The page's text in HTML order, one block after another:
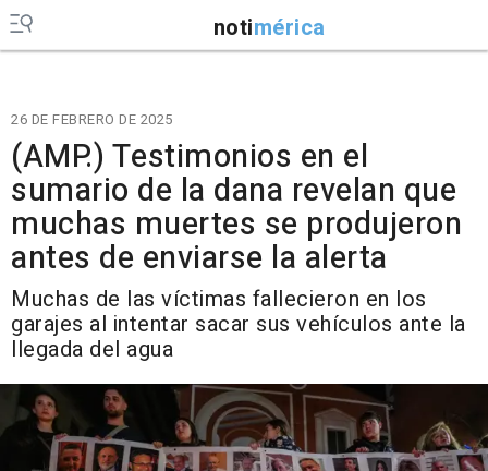
notimérica
26 DE FEBRERO DE 2025
(AMP.) Testimonios en el
sumario de la dana revelan que
muchas muertes se produjeron
antes de enviarse la alerta
Muchas de las víctimas fallecieron en los
garajes al intentar sacar sus vehículos ante la
llegada del agua